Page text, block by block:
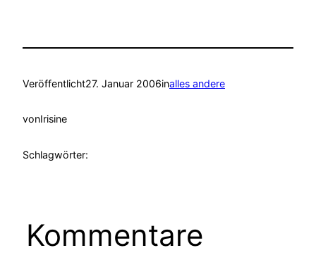
Veröffentlicht27. Januar 2006inalles andere
vonIrisine
Schlagwörter:
Kommentare